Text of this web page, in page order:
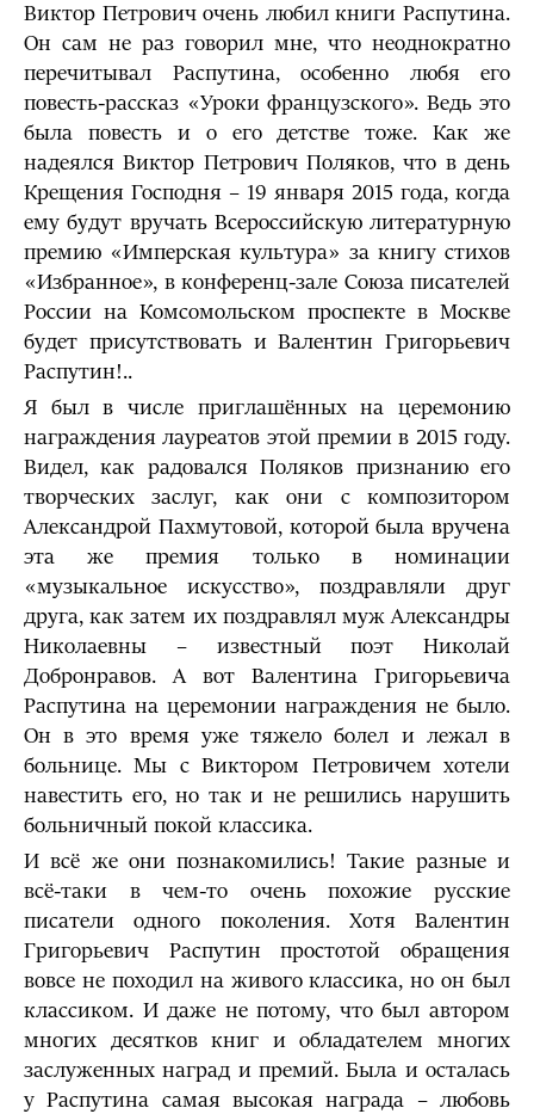
Виктор Петрович очень любил книги Распутина.
Он сам не раз говорил мне, что неоднократно
перечитывал Распутина, особенно любя его
повесть-рассказ «Уроки французского». Ведь это
была повесть и о его детстве тоже. Как же
надеялся Виктор Петрович Поляков, что в день
Крещения Господня – 19 января 2015 года, когда
ему будут вручать Всероссийскую литературную
премию «Имперская культура» за книгу стихов
«Избранное», в конференц-зале Союза писателей
России на Комсомольском проспекте в Москве
будет присутствовать и Валентин Григорьевич
Распутин!..
Я был в числе приглашённых на церемонию
награждения лауреатов этой премии в 2015 году.
Видел, как радовался Поляков признанию его
творческих заслуг, как они с композитором
Александрой Пахмутовой, которой была вручена
эта же премия только в номинации
«музыкальное искусство», поздравляли друг
друга, как затем их поздравлял муж Александры
Николаевны – известный поэт Николай
Добронравов. А вот Валентина Григорьевича
Распутина на церемонии награждения не было.
Он в это время уже тяжело болел и лежал в
больнице. Мы с Виктором Петровичем хотели
навестить его, но так и не решились нарушить
больничный покой классика.
И всё же они познакомились! Такие разные и
всё-таки в чем-то очень похожие русские
писатели одного поколения. Хотя Валентин
Григорьевич Распутин простотой обращения
вовсе не походил на живого классика, но он был
классиком. И даже не потому, что был автором
многих десятков книг и обладателем многих
заслуженных наград и премий. Была и осталась
у Распутина самая высокая награда – любовь